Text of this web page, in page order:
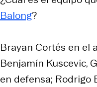
Balong?
Brayan Cortés en el
Benjamín Kuscevic,
en defensa; Rodrigo